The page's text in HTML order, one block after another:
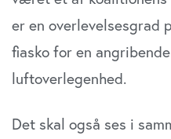
er en overlevelsesgrad
fiasko for en
luftoverlegenhed.
Det skal også ses i